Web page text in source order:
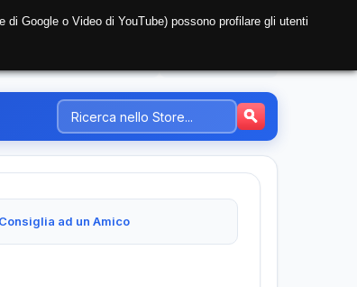
Consiglia ad un Amico
Google o Video di YouTube) possono profilare gli utenti